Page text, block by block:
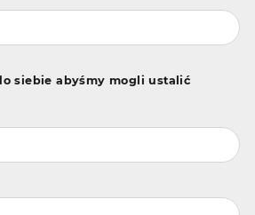
siebie abyśmy mogli ustalić